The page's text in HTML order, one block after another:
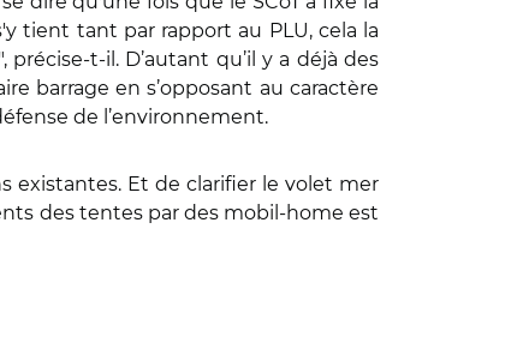
tient tant par rapport au PLU, cela la
t-il. D’autant qu’il y a déjà des
barrage en s’opposant au caractère
de l’environnement.
existantes. Et de clarifier le volet mer
des tentes par des mobil-home est